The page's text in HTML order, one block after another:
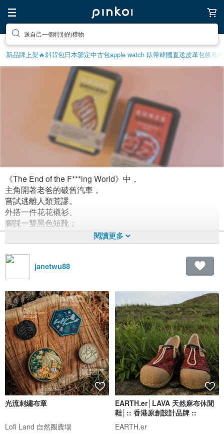
送自己一個特別的禮物
新品牌上架🔥斜背包日本鑒定中古包apple watch 錶帶韓國直送皮革包帆布包
Before The End of the F***ing
World：出走清單！
1,109 0
《The End of the F***ing World》中，
主角開著老爸的破舊汽車，
嘗試逃離人類荒謬。
外搭一件花花襯衫、
腳踩一雙黑色短靴；
二人跑到了世界邊緣。
看畢影集，
我也整理了一份末日出走清單：
- 舒適的麻布鞋子、
- 黃色雨靴、
- 幾本讀物和生存指南...
當然還有多肉植物！
數著數著，
厭世的我放佛又找到了生存的意義。
janetwu88
光流刺繡布章
Lofi Land 自然圈農場
EARTH.er│LAVA 天然麻布休閒
鞋│:: 香港原創設計品牌 ::
EARTH.er